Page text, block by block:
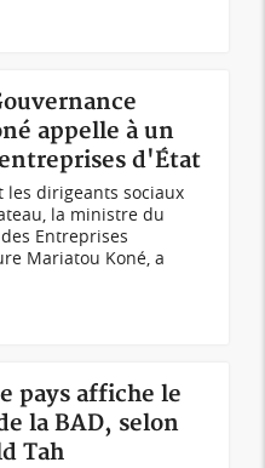
appelle à un
d'État
dirigeants sociaux
la ministre du
Entreprises
Mariatou Koné, a
pays affiche le
la BAD, selon
Tah